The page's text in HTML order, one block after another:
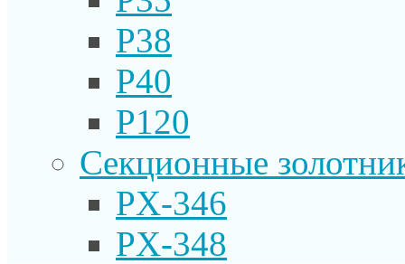
P38
P40
P120
Секционные
PX-346
PX-348